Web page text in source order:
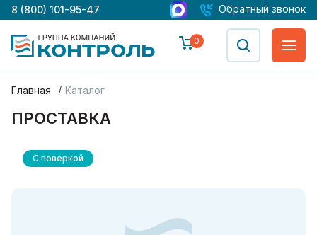
8 (800) 101-95-47 Обратный звонок
0
Главная Каталог
ПРОСТАВКА
С поверкой